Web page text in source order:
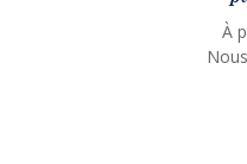
À